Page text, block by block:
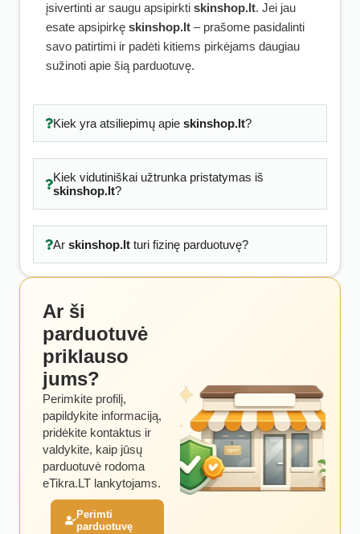
įsivertinti ar saugu apsipirkti skinshop.lt. Jei jau
esate apsipirkę skinshop.lt – prašome pasidalinti
savo patirtimi ir padėti kitiems pirkėjams daugiau
sužinoti apie šią parduotuvę.
Kiek yra atsiliepimų apie skinshop.lt?
Kiek vidutiniškai užtrunka pristatymas iš
skinshop.lt?
Ar skinshop.ltturi fizinę parduotuvę?
Ar ši
parduotuvė
priklauso
jums?
Perimkite profilį,
papildykite informaciją,
pridėkite kontaktus ir
valdykite, kaip jūsų
parduotuvė rodoma
eTikra.LT lankytojams.
Perimti
parduotuvę